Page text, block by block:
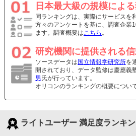
日本最大級の規模によ
同ランキングは、実際にサービスを
方々のアンケートを基に、調査企業
ます。調査概要はこちら 。
研究機関に提供される
ソースデータは 国立情報学研究所を
開されており、データ監修は慶應義
男 氏が行っています。
オリコンのランキングの概要につい
ライトユーザー 満足度ランキ